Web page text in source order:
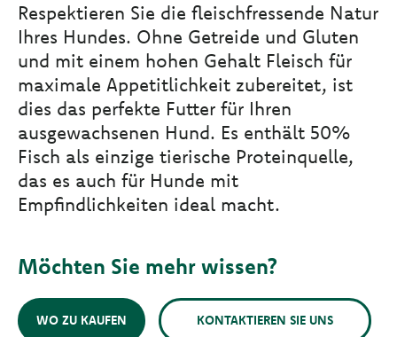
Respektieren Sie die fleischfressende Natur
Ihres Hundes. Ohne Getreide und Gluten
und mit einem hohen Gehalt Fleisch für
maximale Appetitlichkeit zubereitet, ist
dies das perfekte Futter für Ihren
ausgewachsenen Hund. Es enthält 50%
Fisch als einzige tierische Proteinquelle,
das es auch für Hunde mit
Empfindlichkeiten ideal macht.
Möchten Sie mehr wissen?
WO ZU KAUFEN KONTAKTIEREN SIE UNS